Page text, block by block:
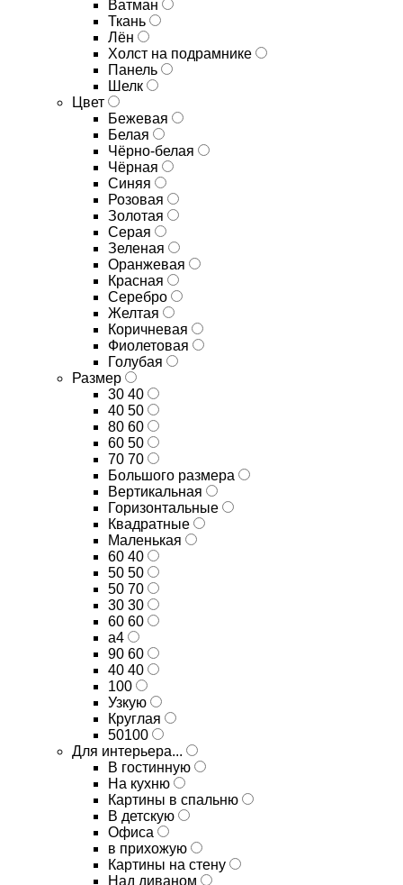
Ватман
Ткань
Лён
Холст на подрамнике
Панель
Шелк
Цвет
Бежевая
Белая
Чёрно-белая
Чёрная
Синяя
Розовая
Золотая
Серая
Зеленая
Оранжевая
Красная
Серебро
Желтая
Коричневая
Фиолетовая
Голубая
Размер
30 40
40 50
80 60
60 50
70 70
Большого размера
Вертикальная
Горизонтальные
Квадратные
Маленькая
60 40
50 50
50 70
30 30
60 60
а4
90 60
40 40
100
Узкую
Круглая
50100
Для интерьера...
В гостинную
На кухню
Картины в спальню
В детскую
Офиса
в прихожую
Картины на стену
Над диваном